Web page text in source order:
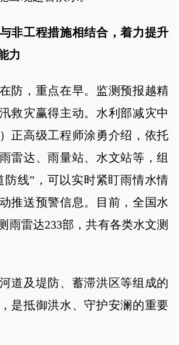
工程措施相结合，着力提升
力
，重点在早。监测预报越精
救灾赢得主动。水利部减灾中
正高级工程师涂勇介绍，依托
雷达、雨量站、水文站等，组
防线”，可以实时紧盯雨情水情
推送预警信息。目前，全国水
雨雷达233部，共有各类水文测
及堤防、蓄滞洪区等组成的
是抵御洪水、守护安澜的重要